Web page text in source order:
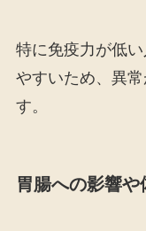
特に免疫力が低
やすいため、異
す。
胃腸への影響